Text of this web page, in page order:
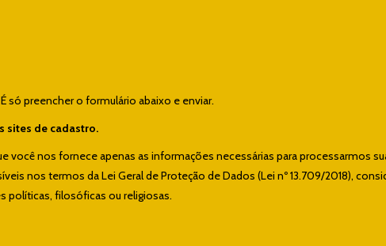
só preencher o formulário abaixo e enviar.
sites de cadastro.
você nos fornece apenas as informações necessárias para processarmos
nos termos da Lei Geral de Proteção de Dados (Lei nº 13.709/2018),
políticas, filosóficas ou religiosas.